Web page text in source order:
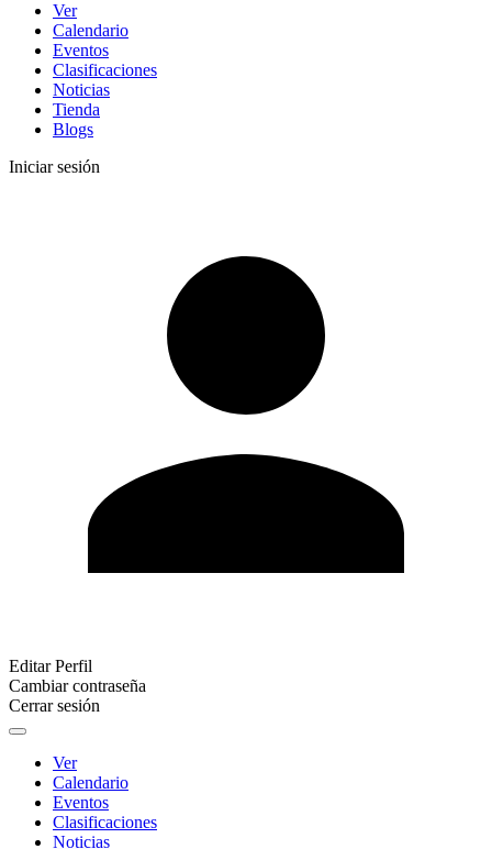
Ver
Calendario
Eventos
Clasificaciones
Noticias
Tienda
Blogs
Iniciar sesión
Editar Perfil
Cambiar contraseña
Cerrar sesión
Ver
Calendario
Eventos
Clasificaciones
Noticias